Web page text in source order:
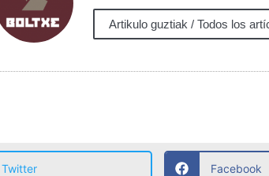
Artikulo guztiak / Todos los
Twitter Facebook